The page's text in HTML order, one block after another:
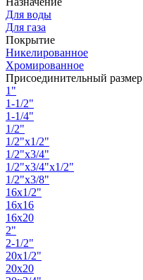
Для воды
Для газа
Покрытие
Никелированное
Хромированное
Присоединительный размер
1"
1-1/2"
1-1/4"
1/2"
1/2"х1/2"
1/2"х3/4"
1/2"х3/4"х1/2"
1/2"х3/8"
16х1/2"
16х16
16х20
2"
2-1/2"
20х1/2"
20х20